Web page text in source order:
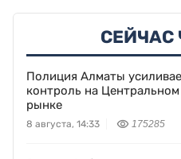
Полиция Алматы
контроль на
рынке
8 августа, 14:33 175285